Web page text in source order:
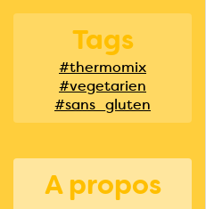
Tags
#thermomix
#vegetarien
#sans_gluten
A propos